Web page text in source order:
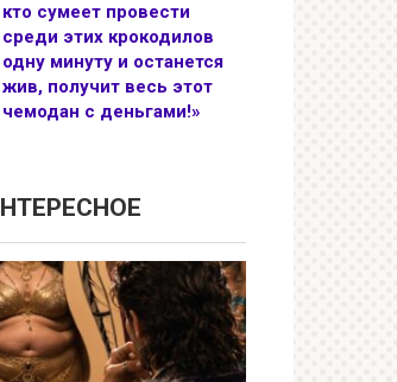
кто сумеет провести
среди этих крокодилов
одну минуту и останется
жив, получит весь этот
чемодан с деньгами!»